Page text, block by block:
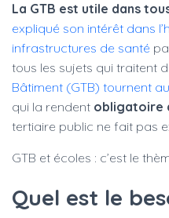
La GTB est utile dans
expliqué son intérêt dans
infrastructures de santé
tous les sujets qui traitent
Bâtiment (GTB) tournent
qui la rendent obligatoire
tertiaire public ne fait pas
GTB et écoles : c’est le
Quel est le